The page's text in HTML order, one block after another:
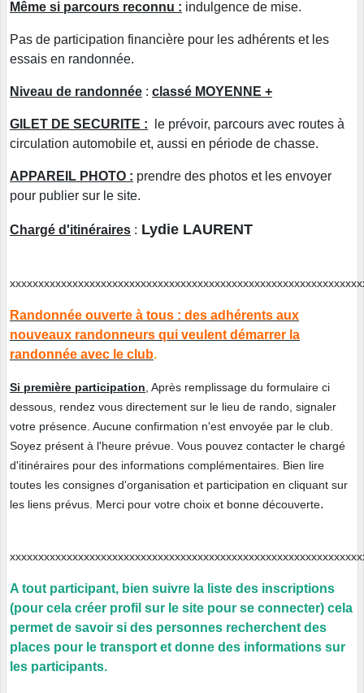
Même si parcours reconnu : indulgence de mise.
Pas de participation financière pour les adhérents et les
essais en randonnée.
Niveau de randonnée : classé MOYENNE +
GILET DE SECURITE :
le prévoir, parcours avec routes à
circulation automobile et, aussi en période de chasse.
APPAREIL PHOTO : prendre des photos et les envoyer
pour publier sur le site.
Chargé d'itinéraires : Lydie LAURENT
Randonnée ouverte à tous : des adhérents aux
nouveaux randonneurs qui veulent démarrer la
randonnée avec le club.
Si première participation , Après remplissage du formulaire ci
dessous, rendez vous directement sur le lieu de rando, signaler
votre présence. Aucune confirmation n'est envoyée par le club.
Soyez présent à l'heure prévue. Vous pouvez contacter le chargé
d'itinéraires pour des informations complémentaires. Bien lire
toutes les consignes d'organisation et participation en cliquant sur
les liens prévus. Merci pour votre choix et bonne découverte.
A tout participant, bien suivre la liste des inscriptions
(pour cela créer profil sur le site pour se connecter) cela
permet de savoir si des personnes recherchent des
places pour le transport et donne des informations sur
les participants.